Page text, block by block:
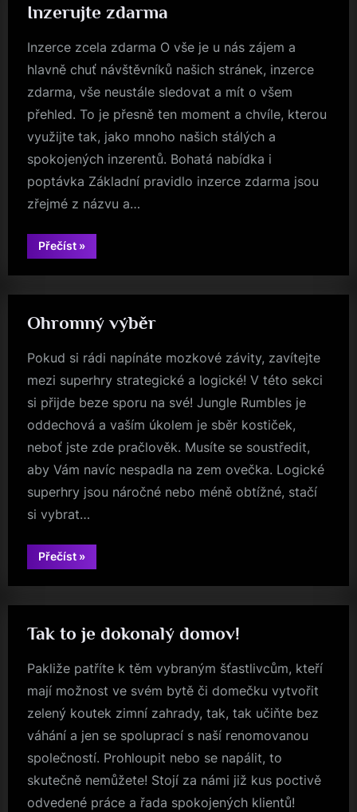
Inzerujte zdarma
Inzerce zcela zdarma O vše je u nás zájem a
hlavně chuť návštěvníků našich stránek, inzerce
zdarma, vše neustále sledovat a mít o všem
přehled. To je přesně ten moment a chvíle, kterou
využijte tak, jako mnoho našich stálých a
spokojených inzerentů. Bohatá nabídka i
poptávka Základní pravidlo inzerce zdarma jsou
zřejmé z názvu a…
Přečíst“Inzerujte
zdarma”
»
Ohromný výběr
Pokud si rádi napínáte mozkové závity, zavítejte
mezi superhry strategické a logické! V této sekci
si přijde beze sporu na své! Jungle Rumbles je
oddechová a vaším úkolem je sběr kostiček,
neboť jste zde pračlověk. Musíte se soustředit,
aby Vám navíc nespadla na zem ovečka. Logické
superhry jsou náročné nebo méně obtížné, stačí
si vybrat…
Přečíst“Ohromný
výběr”
»
Tak to je dokonalý domov!
Pakliže patříte k těm vybraným šťastlivcům, kteří
mají možnost ve svém bytě či domečku vytvořit
zelený koutek zimní zahrady, tak, tak učiňte bez
váhání a jen se spoluprací s naší renomovanou
společností. Prohloupit nebo se napálit, to
skutečně nemůžete! Stojí za námi již kus poctivě
odvedené práce a řada spokojených klientů!